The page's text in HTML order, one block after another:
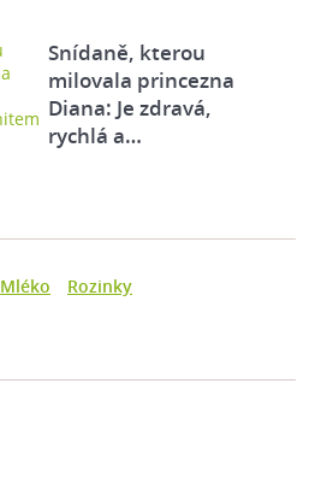
Snídaně, kterou
milovala princezna
Diana: Je zdravá,
rychlá a…
Mléko
Rozinky